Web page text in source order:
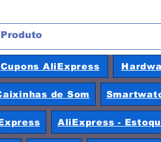
Cupons AliExpress
de Som
AliExpress -